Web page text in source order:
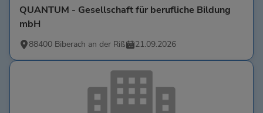
QUANTUM - Gesellschaft für berufliche Bildung
mbH
88400 Biberach an der Riß 21.09.2026